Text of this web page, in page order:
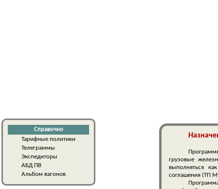
Справочно
Тарифные политики
Телеграммы
Экспедиторы
АБД ПВ
Альбом вагонов
грузовые
выполняться
соглашения (ТП